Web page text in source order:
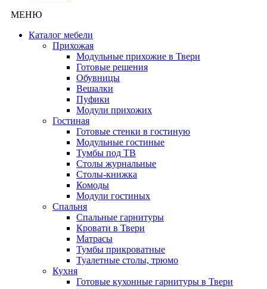
МЕНЮ
Каталог мебели
Прихожая
Модульные прихожие в Твери
Готовые решения
Обувницы
Вешалки
Пуфики
Модули прихожих
Гостиная
Готовые стенки в гостиную
Модульные гостиные
Тумбы под ТВ
Столы журнальные
Столы-книжка
Комоды
Модули гостиных
Спальня
Спальные гарнитуры
Кровати в Твери
Матрасы
Тумбы прикроватные
Туалетные столы, трюмо
Кухня
Готовые кухонные гарнитуры в Твери